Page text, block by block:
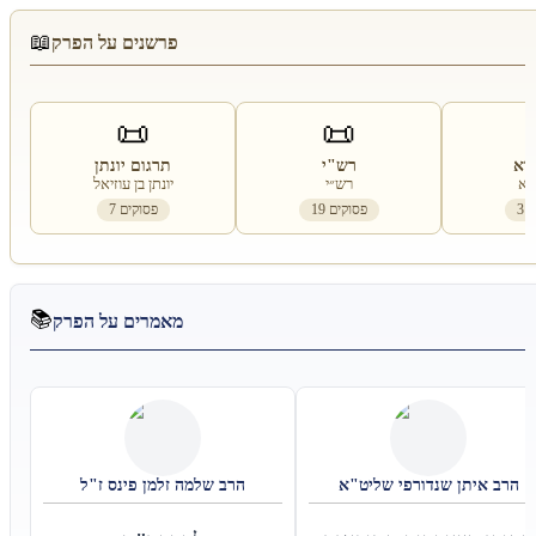
📖פרשנים על הפרק
📜
תרגום יונתן
יונתן בן עוזיאל
7 פסוקים
📜
רש"י
רש״י
19 פסוקים
31
📚מאמרים על הפרק
הרב שלמה זלמן פינס ז"ל הרב איתן שנדורפי שליט"א